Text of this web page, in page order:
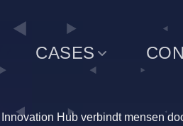
CASES
Innovation Hub verbindt mensen